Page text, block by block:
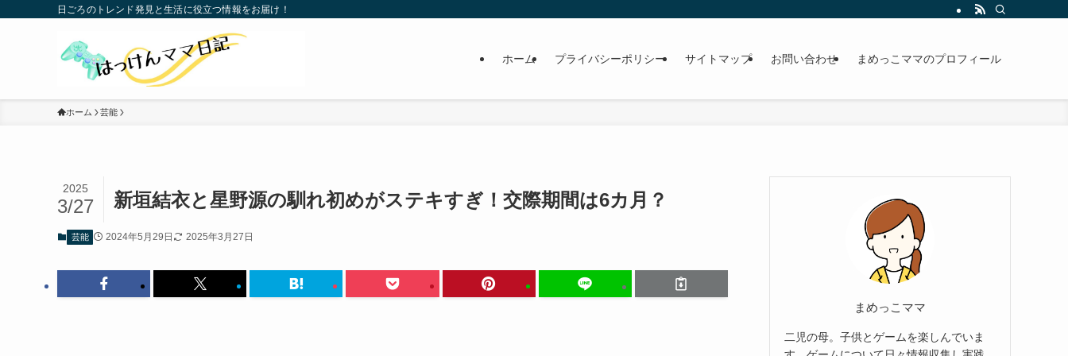
日ごろのトレンド発見と生活に役立つ情報をお届け！
ホーム プライバシーポリシー サイトマップ お問い合わせ まめっこママのプロフィール
ホーム 芸能
新垣結衣と星野源の馴れ初めがステキすぎ！交際期間は6カ月？
2025
3/27
芸能 2024年5月29日 2025年3月27日
まめっこママ
二児の母。子供とゲームを楽しんでいま